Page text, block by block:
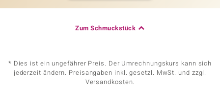
Zum Schmuckstück
* Dies ist ein ungefährer Preis. Der Umrechnungskurs kann sich
jederzeit ändern. Preisangaben inkl. gesetzl. MwSt. und zzgl.
Versandkosten.